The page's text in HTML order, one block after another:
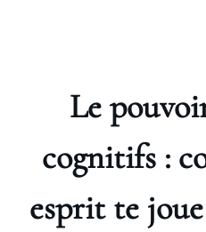
Le
cognitifs :
esprit te